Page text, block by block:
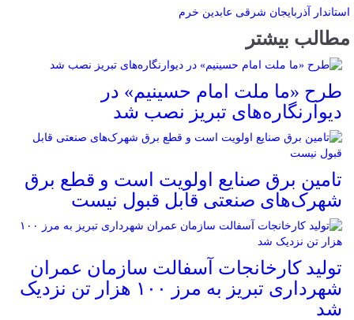
استاندار آذربایجان شرقی عابدین خرم
مطالب بیشتر
طرح «ما ملت امام حسینیم» در
دیوارنگاره‌های تبریز نصب شد
تامین برق صنایع اولویت است و قطع برق
شهرک‌های صنعتی قابل قبول نیست
تولید کارخانجات آسفالت سازمان عمران
شهرداری تبریز به مرز ۱۰۰ هزار تن نزدیک
شد